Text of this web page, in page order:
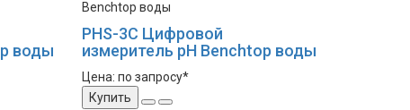
воды
PHS-3C Цифровой
измеритель pH Benchtop воды
Цена: по запросу*
Купить